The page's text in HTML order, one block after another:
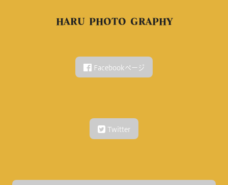
HARU PHOTO GRAPHY
Facebookページ
Twitter